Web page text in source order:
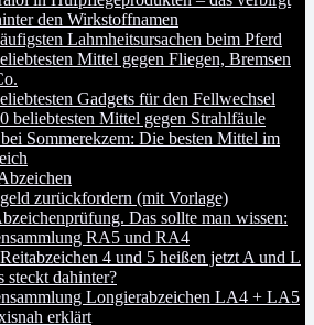
den Wirkstoffnamen
Lahmheitsursachen beim Pferd
Mittel gegen Fliegen, Bremsen
Gadgets für den Fellwechsel
beliebtesten Mittel gegen Strahlfäule
Sommerekzem: Die besten Mittel im
zurückfordern (mit Vorlage)
Das sollte man wissen:
RA5 und RA4
4 und 5 heißen jetzt A und L
steckt dahinter?
Longierabzeichen LA4 + LA5
erklärt